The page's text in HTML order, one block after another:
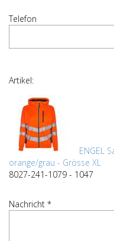
Telefon
Artikel:
ENGEL
orange/grau - Grösse XL
8027-241-1079 - 1047
Nachricht *